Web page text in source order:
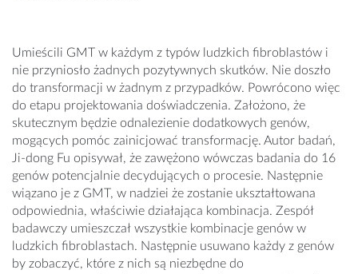
Umieścili GMT w każdym z typów ludzkich fibroblastów i
nie przyniosło żadnych pozytywnych skutków. Nie doszło
do transformacji w żadnym z przypadków. Powrócono więc
do etapu projektowania doświadczenia. Założono, że
skutecznym będzie odnalezienie dodatkowych genów,
mogących pomóc zainicjować transformację. Autor badań,
Ji-dong Fu opisywał, że zawężono wówczas badania do 16
genów potencjalnie decydujących o procesie. Następnie
wiązano je z GMT, w nadziei że zostanie ukształtowana
odpowiednia, właściwie działająca kombinacja. Zespół
badawczy umieszczał wszystkie kombinacje genów w
ludzkich fibroblastach. Następnie usuwano każdy z genów
by zobaczyć, które z nich są niezbędne do